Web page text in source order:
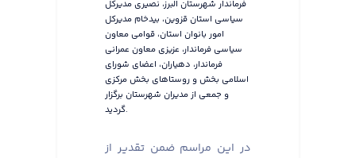
فرماندار شهرستان البرز، نصیری مدیرکل
سیاسی استان قزوین، بیدخام مدیرکل
امور بانوان استان، قوامی معاون
سیاسی فرماندار، عزیزی معاون عمرانی
فرماندار، دهیاران، اعضای شورای
اسلامی بخش و روستاهای بخش مرکزی
و جمعی از مدیران شهرستان برگزار
گردید.
در این مراسم ضمن تقدیر از